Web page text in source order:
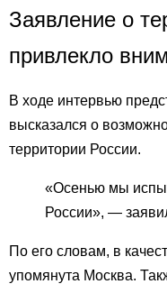
Заявление о
привлекло
В ходе интервью
высказался о
территории России.
«Осенью мы
России», —
По его словам, в
упомянута Москва.